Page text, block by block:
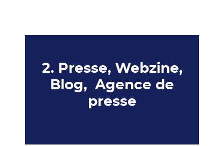
2. Presse, Webzine,
Blog, Agence de
presse